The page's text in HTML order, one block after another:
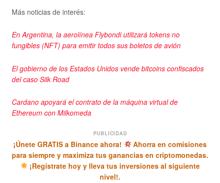
Más noticias de interés:
En Argentina, la aerolínea Flybondi utilizará tokens no
fungibles (NFT) para emitir todos sus boletos de avión
El gobierno de los Estados Unidos vende bitcoins confiscados
del caso Silk Road
Cardano apoyará el contrato de la máquina virtual de
Ethereum con Milkomeda
PUBLICIDAD
¡Únete GRATIS a Binance ahora!
Ahorra en comisiones
para siempre y maximiza tus ganancias en criptomonedas.
¡Regístrate hoy y lleva tus inversiones al siguiente
nivel!.